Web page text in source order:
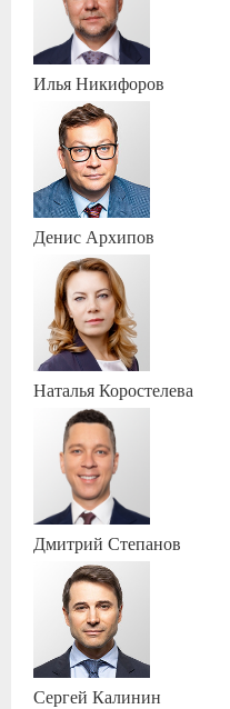
ИльяНикифоров
Денис Архипов
НатальяКоростелева
Дмитрий Степанов
Сергей Калинин